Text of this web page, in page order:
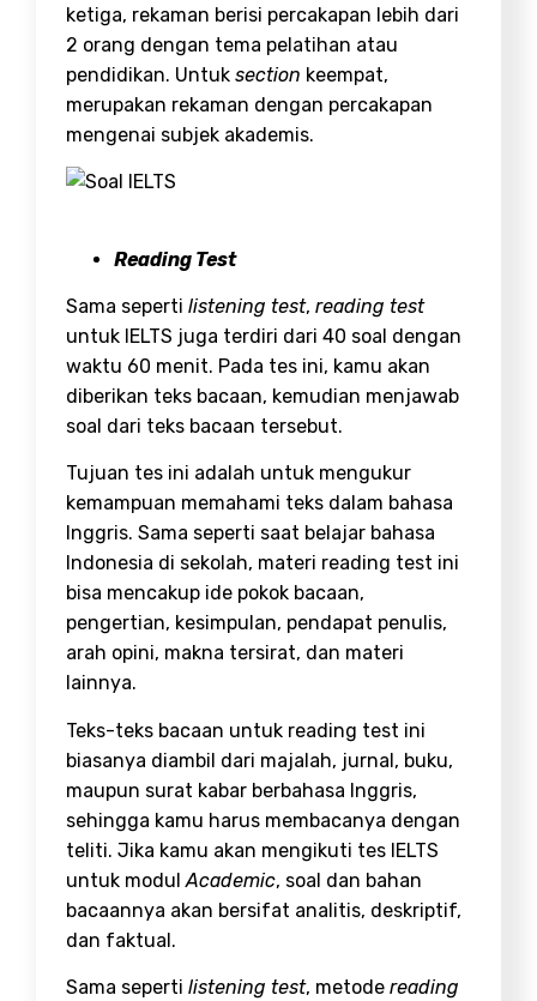
ketiga, rekaman berisi percakapan lebih dari
2 orang dengan tema pelatihan atau
pendidikan. Untuk section keempat,
merupakan rekaman dengan percakapan
mengenai subjek akademis.
Reading Test
Sama seperti listening test, reading test
untuk IELTS juga terdiri dari 40 soal dengan
waktu 60 menit. Pada tes ini, kamu akan
diberikan teks bacaan, kemudian menjawab
soal dari teks bacaan tersebut.
Tujuan tes ini adalah untuk mengukur
kemampuan memahami teks dalam bahasa
Inggris. Sama seperti saat belajar bahasa
Indonesia di sekolah, materi reading test ini
bisa mencakup ide pokok bacaan,
pengertian, kesimpulan, pendapat penulis,
arah opini, makna tersirat, dan materi
lainnya.
Teks-teks bacaan untuk reading test ini
biasanya diambil dari majalah, jurnal, buku,
maupun surat kabar berbahasa Inggris,
sehingga kamu harus membacanya dengan
teliti. Jika kamu akan mengikuti tes IELTS
untuk modulAcademic, soal dan bahan
bacaannya akan bersifat analitis, deskriptif,
dan faktual.
Sama seperti listening test, metode reading